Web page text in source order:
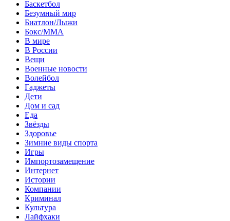
Баскетбол
Безумный мир
Биатлон/Лыжи
Бокс/MMA
В мире
В России
Вещи
Военные новости
Волейбол
Гаджеты
Дети
Дом и сад
Еда
Звёзды
Здоровье
Зимние виды спорта
Игры
Импортозамещение
Интернет
Истории
Компании
Криминал
Культура
Лайфхаки